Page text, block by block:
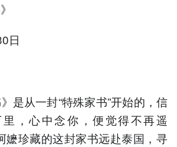
日
是从一封“特殊家书”开始的，信
里，心中念你，便觉得不再遥
嬷珍藏的这封家书远赴泰国，寻